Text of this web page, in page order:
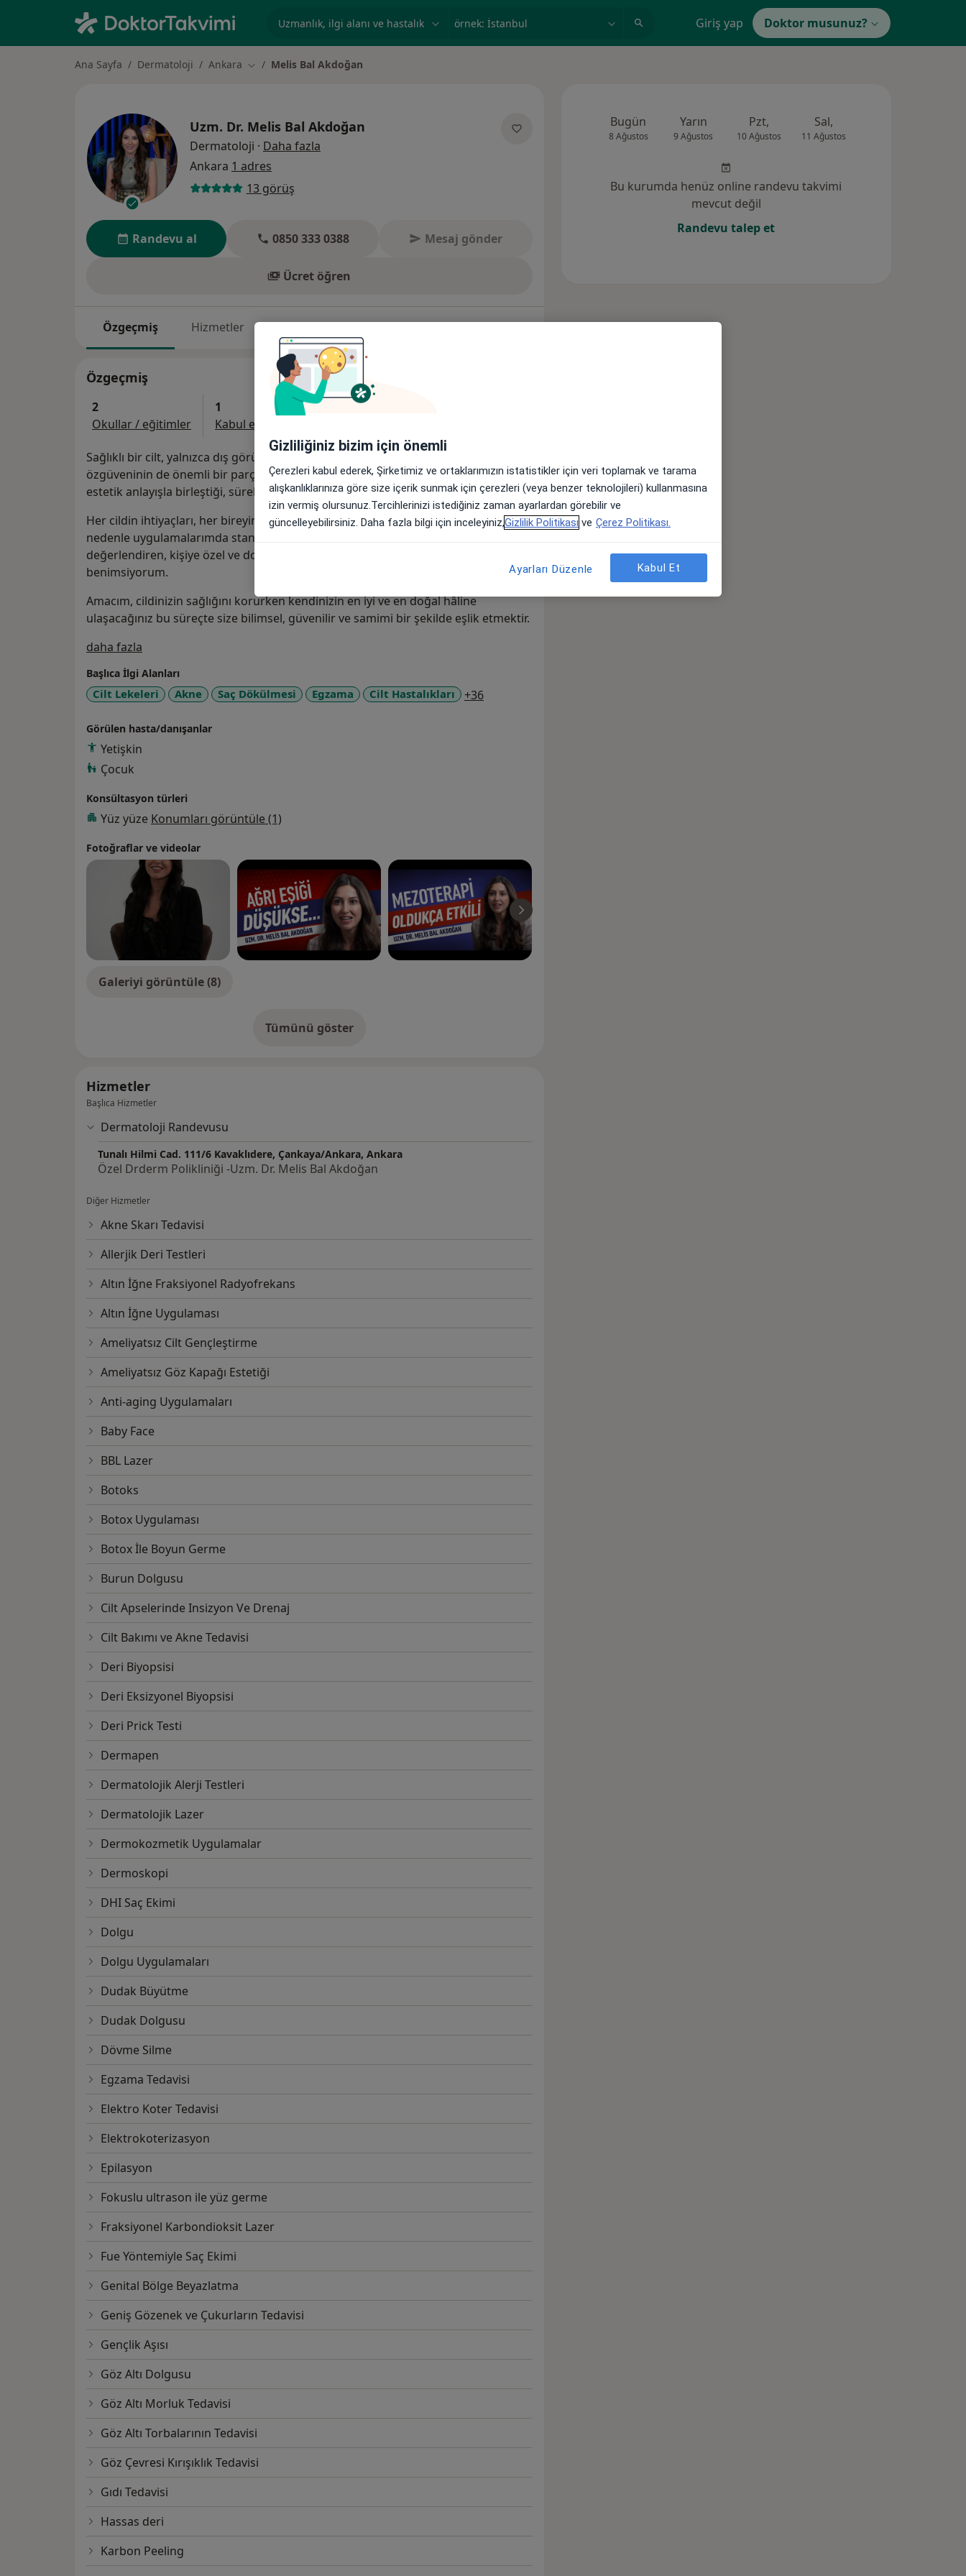
örnek: İstanbul Giriş yap Doktor musunuz?
Ana Sayfa Dermatoloji Ankara Şehir değiştir
Melis Bal Akdoğan
Uzm. Dr. Melis Bal Akdoğan
Dermatoloji · Daha fazla
Ankara 1 adres
13 görüş
Randevu al 0850 333 0388 Mesaj gönder
Ücret öğren
Özgeçmiş Hizmetler Adresler Sigortalar Görüşler (13)
Özgeçmiş
2
Okullar / eğitimler
1
Kabul edilen sigortalar
Sağlıklı bir cilt, yalnızca dış görünümün değil; kişinin kendini iyi hissetmesinin ve
özgüveninin de önemli bir parçasıdır. Dermatoloji benim için, bilimsel yaklaşımın
estetik anlayışla birleştiği, sürekli gelişen ve yenilenen özel bir alandır.
Her cildin ihtiyaçları, her bireyin beklentileri ve yaşam tarzı birbirinden farklıdır. Bu
nedenle uygulamalarımda standart çözümler yerine; cilt sağlığını bütüncül olarak
değerlendiren, kişiye özel ve doğal sonuçları hedefleyen bir yaklaşımı
benimsiyorum.
Amacım, cildinizin sağlığını korurken kendinizin en iyi ve en doğal hâline
ulaşacağınız bu süreçte size bilimsel, güvenilir ve samimi bir şekilde eşlik etmektir.
daha fazla
Başlıca İlgi Alanları
Cilt Lekeleri Akne Saç Dökülmesi Egzama Cilt Hastalıkları +36a11y_sr_more_diseases
Görülen hasta/danışanlar
Yetişkin
Çocuk
Konsültasyon türleri
Yüz yüze Konumları görüntüle (1)
Fotoğraflar ve videolar
Galeriyi görüntüle (8)
Tümünü gösterdeneyim hakkında
Hizmetler
Başlıca Hizmetler
Dermatoloji Randevusu
Tunalı Hilmi Cad. 111/6 Kavaklıdere, Çankaya/Ankara, Ankara
Özel Drderm Polikliniği -Uzm. Dr. Melis Bal Akdoğan
Diğer Hizmetler
Akne Skarı Tedavisi
Allerjik Deri Testleri
Altın İğne Fraksiyonel Radyofrekans
Altın İğne Uygulaması
Ameliyatsız Cilt Gençleştirme
Ameliyatsız Göz Kapağı Estetiği
Anti-aging Uygulamaları
Baby Face
BBL Lazer
Botoks
Botox Uygulaması
Botox İle Boyun Germe
Burun Dolgusu
Cilt Apselerinde Insizyon Ve Drenaj
Cilt Bakımı ve Akne Tedavisi
Deri Biyopsisi
Deri Eksizyonel Biyopsisi
Deri Prick Testi
Dermapen
Dermatolojik Alerji Testleri
Dermatolojik Lazer
Dermokozmetik Uygulamalar
Dermoskopi
DHI Saç Ekimi
Dolgu
Dolgu Uygulamaları
Dudak Büyütme
Dudak Dolgusu
Dövme Silme
Egzama Tedavisi
Elektro Koter Tedavisi
Elektrokoterizasyon
Epilasyon
Fokuslu ultrason ile yüz germe
Fraksiyonel Karbondioksit Lazer
Fue Yöntemiyle Saç Ekimi
Genital Bölge Beyazlatma
Geniş Gözenek ve Çukurların Tedavisi
Gençlik Aşısı
Göz Altı Dolgusu
Göz Altı Morluk Tedavisi
Göz Altı Torbalarının Tedavisi
Göz Çevresi Kırışıklık Tedavisi
Gıdı Tedavisi
Hassas deri
Karbon Peeling
Bugün
8 Ağustos
Yarın
9 Ağustos
Pzt,
10 Ağustos
Sal,
11 Ağustos
Bu kurumda henüz online randevu takvimi
mevcut değil
Randevu talep et
Gizliliğiniz bizim için önemli
Çerezleri kabul ederek, Şirketimiz ve ortaklarımızın istatistikler için veri toplamak ve tarama
alışkanlıklarınıza göre size içerik sunmak için çerezleri (veya benzer teknolojileri) kullanmasına
izin vermiş olursunuz.Tercihlerinizi istediğiniz zaman ayarlardan görebilir ve
güncelleyebilirsiniz. Daha fazla bilgi için inceleyiniz,Gizlilik Politikası ve Çerez Politikası.
Ayarları Düzenle Kabul Et